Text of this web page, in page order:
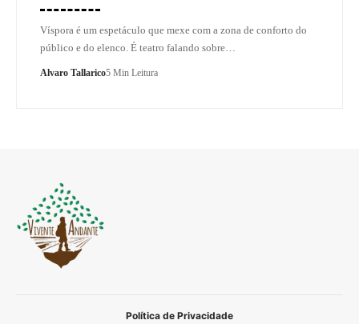
Víspora é um espetáculo que mexe com a zona de conforto do
público e do elenco. É teatro falando sobre…
Alvaro Tallarico5 Min Leitura
Política de Privacidade